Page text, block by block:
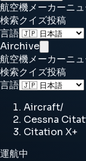
航空機メーカーニ
検索クイズ投稿
言語
Airchive
航空機メーカーニ
検索クイズ投稿
言語
Aircraft/
Cessna
Citation X+
運航中